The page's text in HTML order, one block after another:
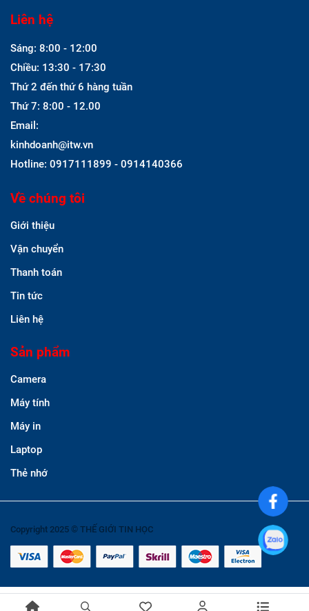
Liên hệ
Sáng: 8:00 - 12:00
Chiều: 13:30 - 17:30
Thứ 2 đến thứ 6 hàng tuần
Thứ 7: 8:00 - 12.00
Email:
kinhdoanh@itw.vn
Hotline: 0917111899 - 0914140366
Về chúng tôi
Giới thiệu
Vận chuyển
Thanh toán
Tin tức
Liên hệ
Sản phẩm
Camera
Máy tính
Máy in
Laptop
Thẻ nhớ
Copyright 2025 © THẾ GIỚI TIN HỌC